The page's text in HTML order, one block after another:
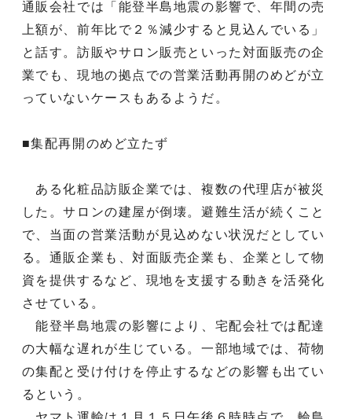
通販会社では「能登半島地震の影響で、年間の売
上額が、前年比で２％減少すると見込んでいる」
と話す。訪販やサロン販売といった対面販売の企
業でも、現地の拠点での営業活動再開のめどが立
っていないケースもあるようだ。
■集配再開のめど立たず
ある化粧品訪販企業では、複数の代理店が被災
した。サロンの建屋が倒壊。避難生活が続くこと
で、当面の営業活動が見込めない状況だとしてい
る。通販企業も、対面販売企業も、企業として物
資を提供するなど、現地を支援する動きを活発化
させている。
能登半島地震の影響により、宅配会社では配達
の大幅な遅れが生じている。一部地域では、荷物
の集配と受け付けを停止するなどの影響も出てい
るという。